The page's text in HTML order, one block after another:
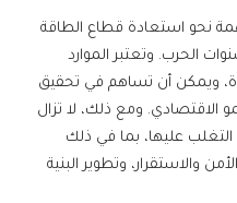
نحو استعادة قطاع الطاقة
الحرب. وتعتبر الموارد
ويمكن أن تساهم في تحقيق
الاقتصادي. ومع ذلك، لا تزال
عليها، بما في ذلك
والاستقرار، وتطوير البنية